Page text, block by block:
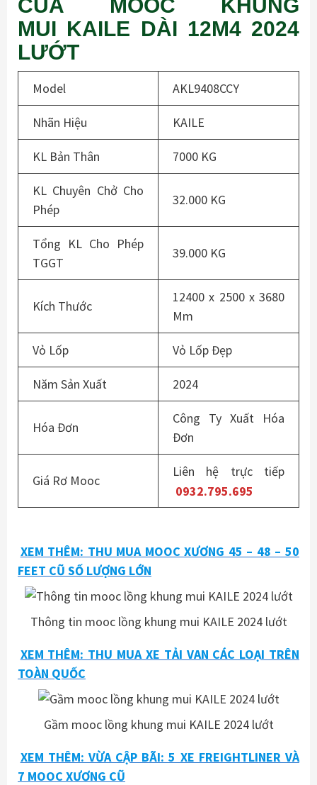
CỦA MOOC KHUNG
MUI KAILE DÀI 12M4 2024
LƯỚT
Model AKL9408CCY
Nhãn Hiệu KAILE
KL Bản Thân 7000 KG
KL Chuyên Chở Cho
Phép
32.000 KG
Tổng KL Cho Phép
TGGT
39.000 KG
Kích Thước
12400 x 2500 x 3680
Mm
Vỏ Lốp Vỏ Lốp Đẹp
Năm Sản Xuất 2024
Hóa Đơn
Công Ty Xuất Hóa
Đơn
Giá Rơ Mooc
Liên hệ trực tiếp
0932.795.695
XEM THÊM: THU MUA MOOC XƯƠNG 45 – 48 – 50
FEET CŨ SỐ LƯỢNG LỚN
Thông tin mooc lồng khung mui KAILE 2024 lướt
XEM THÊM: THU MUA XE TẢI VAN CÁC LOẠI TRÊN
TOÀN QUỐC
Gầm mooc lồng khung mui KAILE 2024 lướt
XEM THÊM: VỪA CẬP BÃI: 5 XE FREIGHTLINER VÀ
7 MOOC XƯƠNG CŨ